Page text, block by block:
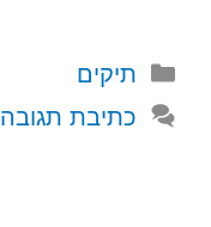
קטגוריות
תיקים
כתיבת תגובה